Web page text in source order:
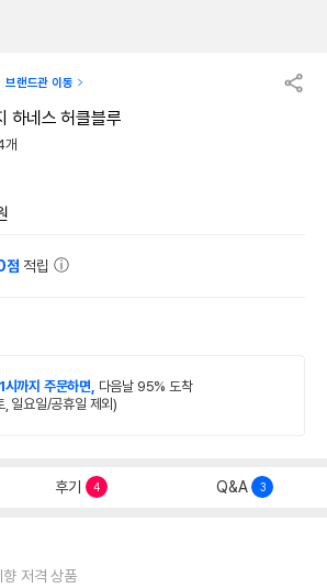
브랜드관 이동
하네스 허클블루
개
점 적립
시까지 주문하면, 다음날 95% 도착
, 일요일/공휴일 제외)
후기 4 Q&A 3
저격 상품